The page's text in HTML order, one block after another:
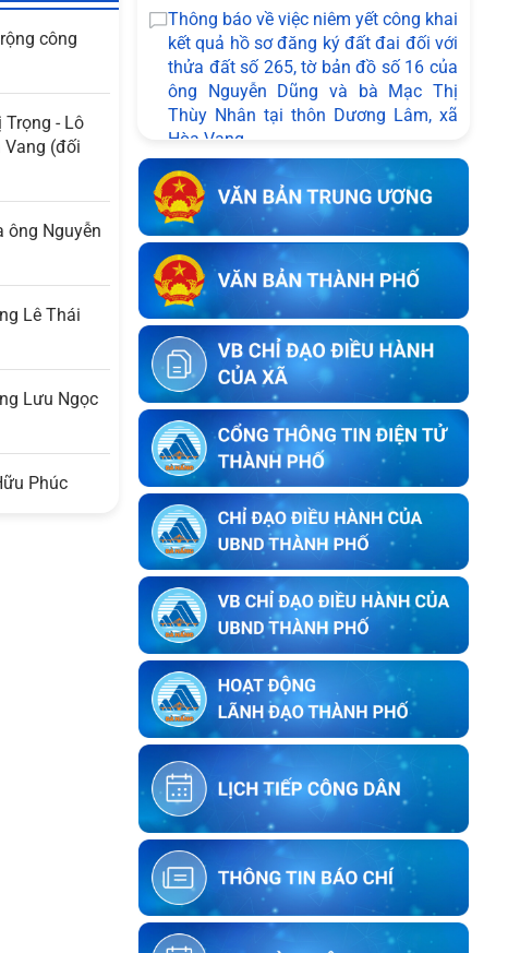
công
- Lô
Vang (đối
ông Nguyễn
Lê Thái
Lưu Ngọc
Phúc
Thông báo về việc niêm yết công khai
kết quả hồ sơ đăng ký đất đai đối với
thửa đất số 265, tờ bản đồ số 16 của
ông Nguyễn Dũng và bà Mạc Thị
Thùy Nhân tại thôn Dương Lâm, xã
Hòa Vang
Thông báo về việc niêm yết công khai
bản mô tả ranh giới, mốc giới của bà
Võ Thị Ngọc Hương và bà Nguyễn
Thị Huệ tại thôn An Châu cũ, nay là
thôn Nam Thành, xã Hòa Vang, thành
phố Đà Nẵng
Thông báo về việc kết thúc niêm yết
ký xác nhận ranh giới, mốc giới thửa
đất của người sử dụng đất liền kề với
ông Lê Trung Lý
Thông báo về việc kết thúc niêm yết
ký xác nhận ranh giới, mốc giới thửa
đất của người sử dụng đất liền kề với
ông Nguyễn Bông
Thông báo về việc kết thúc niêm yết
ký xác nhận ranh giới, mốc giới của
người sử dụng đất liền kề với bà Trần
Thị Huyền Trang
Thông báo về việc kết thúc niêm yết
ký xác nhận ranh giới, mốc giới của
người sử dụng đất liền kề với ông
Trần Hữu Phúc
Thông báo về việc kết thúc niêm yết
ký xác nhận ranh giới, mốc giới thửa
đất của người sử dụng đất liền kề với
ông Lưu Ngọc Biển
Thông báo về việc kết thúc niêm yết